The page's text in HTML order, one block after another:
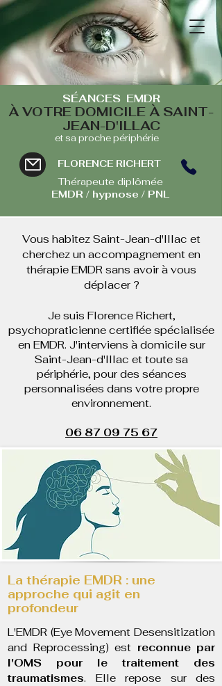
SÉANCES EMDR
À VOTRE DOMICILE À SAINT-
JEAN-D'ILLAC
et sa proche périphérie
Thérapeute diplômée
EMDR / hypnose / PNL
FLORENCE RICHERT
Vous habitez Saint-Jean-d'Illac et
cherchez un accompagnement en
thérapie EMDR sans avoir à vous
déplacer ?
Je suis Florence Richert,
psychopraticienne certifiée spécialisée
en EMDR. J'interviens à domicile sur
Saint-Jean-d'Illac et toute sa
périphérie, pour des séances
personnalisées dans votre propre
environnement.
06 87 09 75 67
La thérapie EMDR : une
approche qui agit en
profondeur
L'EMDR (Eye Movement Desensitization
and Reprocessing) est reconnue par
l'OMS pour le traitement des
traumatismes. Elle repose sur des